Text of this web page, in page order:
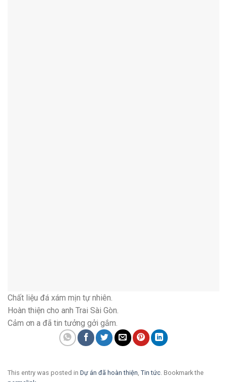
Chất liệu đá xám mịn tự nhiên.
Hoàn thiện cho anh Trai Sài Gòn.
Cảm ơn a đã tin tưởng gởi gắm.
This entry was posted in Dự án đã hoàn thiện, Tin tức. Bookmark the